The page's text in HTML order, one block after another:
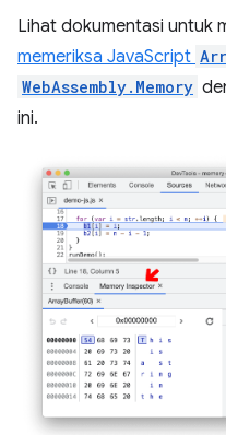
Lihat dokumentasi untuk
memeriksa JavaScript
WebAssembly.Memory
ini.